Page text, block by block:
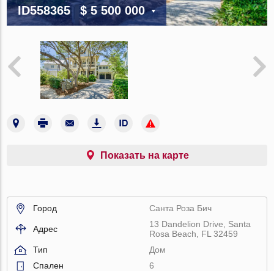
ID558365 $ 5 500 000
Показать на карте
Город Санта Роза Бич
Адрес
13 Dandelion Drive, Santa
Rosa Beach, FL 32459
Тип
Дом
Спален
6